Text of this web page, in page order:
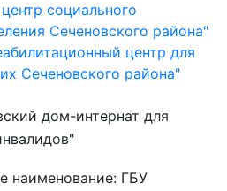
социального
Сеченовского района"
центр для
Сеченовского района"
дом-интернат для
наименование: ГБУ